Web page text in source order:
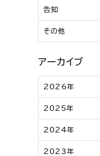
告知
その他
アーカイブ
2026年
2025年
2024年
2023年